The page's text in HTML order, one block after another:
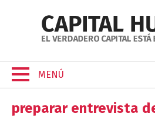
MENÚ
preparar entrevista